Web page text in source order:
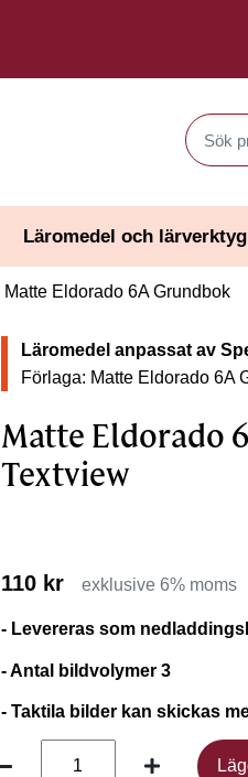
Sök
Läromedel och lärverktyg
Matte Eldorado 6A Grundbok
Läromedel anpassat av
Förlaga: Matte Eldorado 6A
Matte Eldorado
Textview
110 kr exklusive 6% moms
- Levereras som
- Antal bildvolymer 3
- Taktila bilder kan skickas